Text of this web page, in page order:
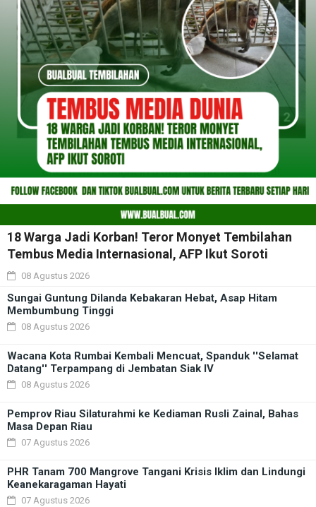
18 Warga Jadi Korban! Teror Monyet Tembilahan
Tembus Media Internasional, AFP Ikut Soroti
08 Agustus 2026
Sungai Guntung Dilanda Kebakaran Hebat, Asap Hitam
Membumbung Tinggi
08 Agustus 2026
Wacana Kota Rumbai Kembali Mencuat, Spanduk ''Selamat
Datang'' Terpampang di Jembatan Siak IV
08 Agustus 2026
Pemprov Riau Silaturahmi ke Kediaman Rusli Zainal, Bahas
Masa Depan Riau
07 Agustus 2026
PHR Tanam 700 Mangrove Tangani Krisis Iklim dan Lindungi
Keanekaragaman Hayati
07 Agustus 2026